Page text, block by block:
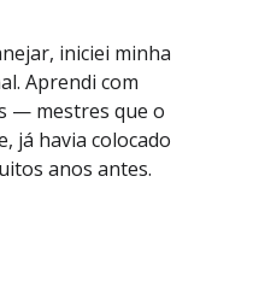
iniciei minha
Aprendi com
— mestres que o
já havia colocado
anos antes.